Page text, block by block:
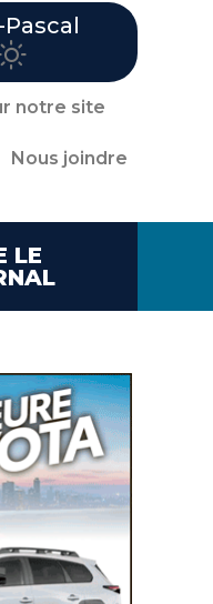
notre site
Nous joindre
LE